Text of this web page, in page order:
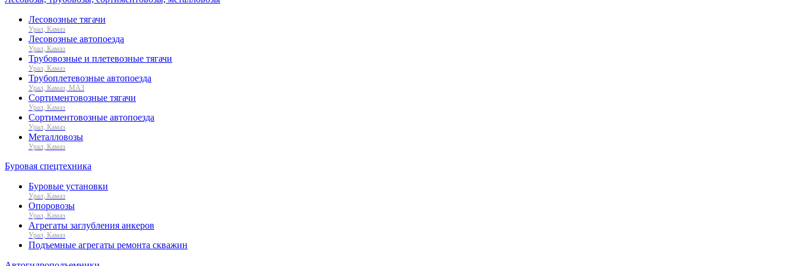
Лесовозные тягачи
Урал, Камаз
Лесовозные автопоезда
Урал, Камаз
Трубовозные и плетевозные тягачи
Урал, Камаз
Трубоплетевозные автопоезда
Урал, Камаз, МАЗ
Сортиментовозные тягачи
Урал, Камаз
Сортиментовозные автопоезда
Урал, Камаз
Металловозы
Урал, Камаз
Буровая спецтехника
Буровые установки
Урал, Камаз
Опоровозы
Урал, Камаз
Агрегаты заглубления анкеров
Урал, Камаз
Подъемные агрегаты ремонта скважин